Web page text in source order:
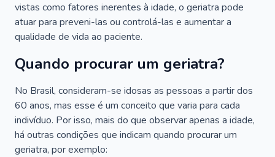
vistas como fatores inerentes à idade, o geriatra pode
atuar para preveni-las ou controlá-las e aumentar a
qualidade de vida ao paciente.
Quando procurar um geriatra?
No Brasil, consideram-se idosas as pessoas a partir dos
60 anos, mas esse é um conceito que varia para cada
indivíduo. Por isso, mais do que observar apenas a idade,
há outras condições que indicam quando procurar um
geriatra, por exemplo: